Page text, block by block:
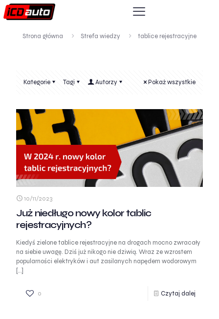
Strona główna Strefa wiedzy tablice rejestracyjne
Kategorie Tagi Autorzy Pokaż wszystkie
10/11/2023
Już niedługo nowy kolor tablic
rejestracyjnych?
Kiedyś zielone tablice rejestracyjne na drogach mocno zwracały
na siebie uwagę. Dziś już nikogo nie dziwią. Wraz ze wzrostem
popularności elektryków i aut zasilanych napędem wodorowym
[…]
0 Czytaj dalej